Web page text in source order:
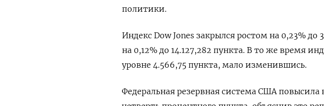
политики.
Индекс Dow Jones закрылся ростом на 0,23% до
на 0,12% до 14.127,282 пункта​. В то же время
уровне 4.566,75 пункта​, мало изменившись.
Федеральная резервная система США повысила